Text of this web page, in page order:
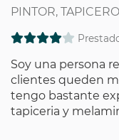
PINTOR, TAPICERO
Soy una persona
clientes queden
tengo bastante
tapiceria y